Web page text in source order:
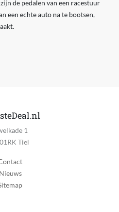
de pedalen van een racestuur
een echte auto na te bootsen,
1
Tiel
Nieuws